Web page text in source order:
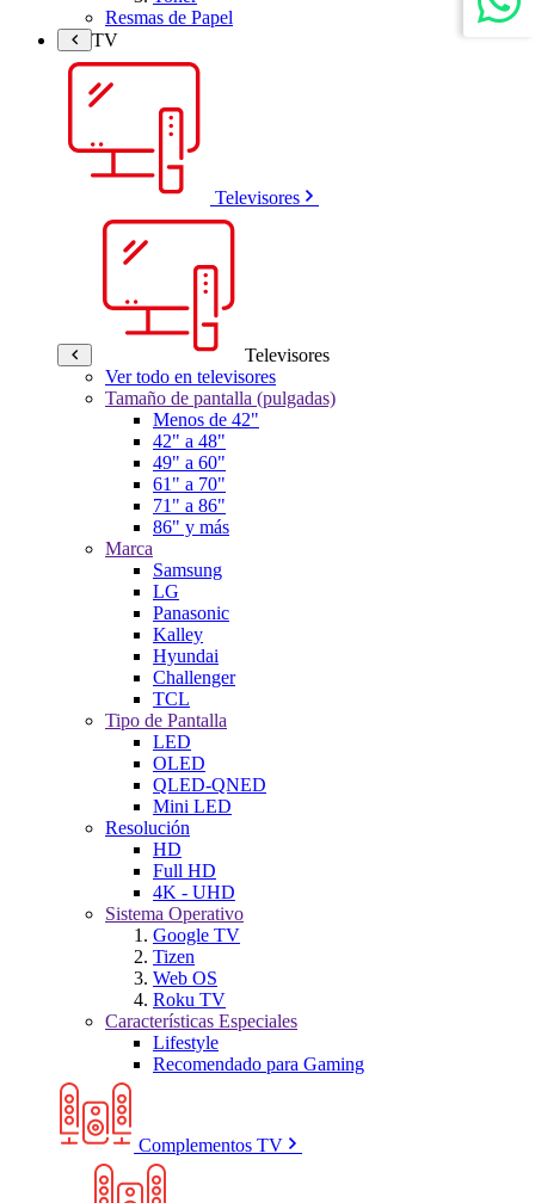
Resmas de Papel
TV
Televisores
Televisores
Ver todo en televisores
Tamaño de pantalla (pulgadas)
Menos de 42"
42" a 48"
49" a 60"
61" a 70"
71" a 86"
86" y más
Marca
Samsung
LG
Panasonic
Kalley
Hyundai
Challenger
TCL
Tipo de Pantalla
LED
OLED
QLED-QNED
Mini LED
Resolución
HD
Full HD
4K - UHD
Sistema Operativo
Google TV
Tizen
Web OS
Roku TV
Características Especiales
Lifestyle
Recomendado para Gaming
Complementos TV